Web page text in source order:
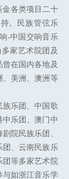
各类项目二十
。民族管弦乐
-中国交响音乐
家艺术院团及
在国内各地及
、美洲、澳洲等
族乐团、中国歌
乐团、澳门中
院民族乐团、
团、云南民族乐
团等多家艺术院
与如浙江音乐学